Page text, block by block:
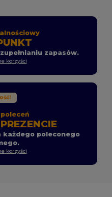
zapasów.
korzyści
każdego poleconego
korzyści